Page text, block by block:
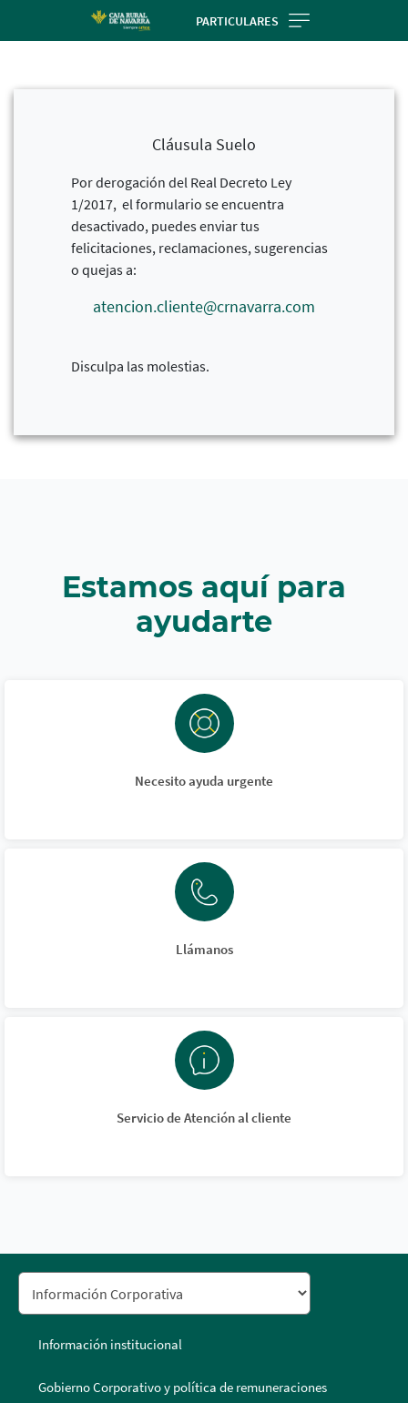
PARTICULARES
Cláusula Suelo
Por derogación del Real Decreto Ley
1/2017, el formulario se encuentra
desactivado, puedes enviar tus
felicitaciones, reclamaciones, sugerencias
o quejas a:
atencion.cliente@crnavarra.com
Disculpa las molestias.
Estamos aquí para
ayudarte
Necesito ayuda urgente
Llámanos
Servicio de Atención al cliente
Información institucional
Gobierno Corporativo y política de remuneraciones